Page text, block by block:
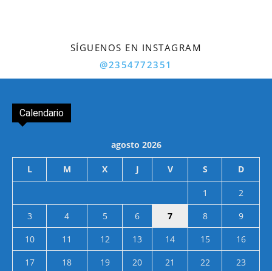
SÍGUENOS EN INSTAGRAM
@2354772351
Calendario
agosto 2026
L M X J V S D
1
2
3
4 5 6 7 8
9
10
11 12 13 14 15
16
17
18 19 20 21 22
23